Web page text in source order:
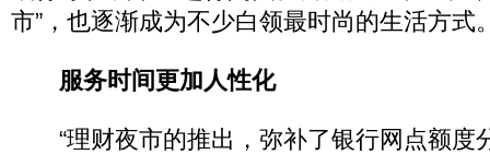
市”，也逐渐成为不少白领最时尚的生活方式
服务时间更加人性化
“理财夜市的推出，弥补了银行网点额度